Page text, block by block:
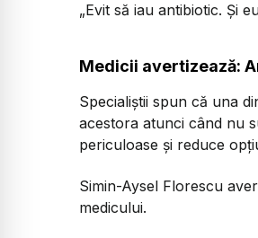
„Evit să iau antibiotic. Și
Medicii avertizează:
Specialiștii spun că una
acestora atunci când nu
periculoase și reduce
Simin-Aysel Florescu
medicului.